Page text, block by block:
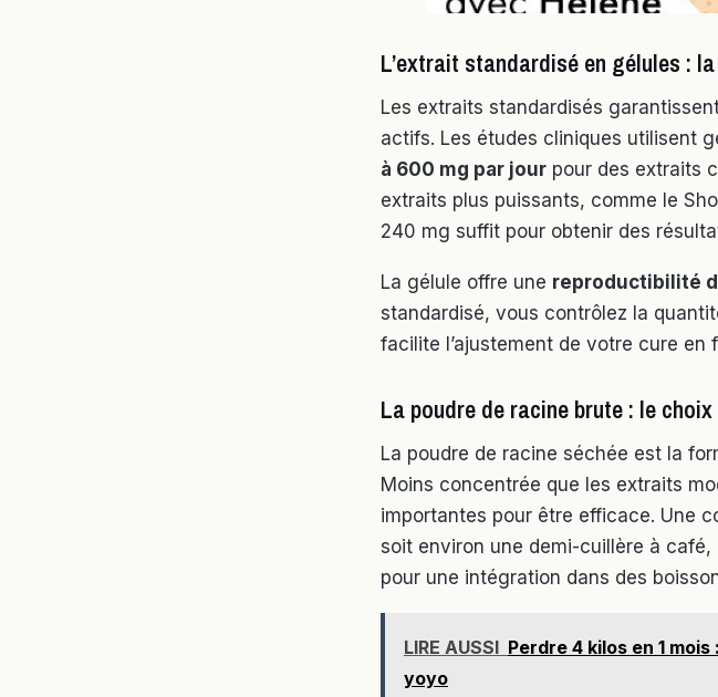
L’extrait standardisé en gélules :
Les extraits standardisés
actifs. Les études cliniques utilisent
à 600 mg par jour pour des extraits
extraits plus puissants, comme le
240 mg suffit pour obtenir des
La gélule offre une reproductibilité
standardisé, vous contrôlez la
facilite l’ajustement de votre cure
La poudre de racine brute : le
La poudre de racine séchée est la
Moins concentrée que les extraits
importantes pour être efficace. Une
soit environ une demi-cuillère à
pour une intégration dans des
LIRE AUSSI Perdre 4 kilos en 1
yoyo